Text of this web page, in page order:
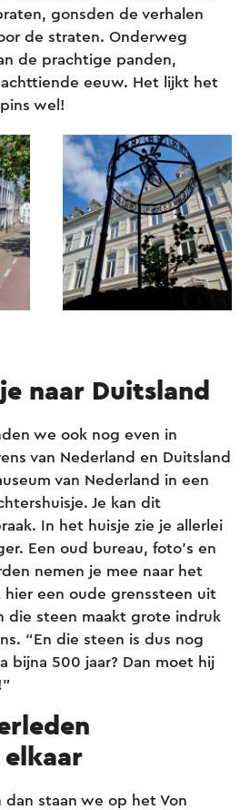
gonsden de verhalen
de straten. Onderweg
de prachtige panden,
eeuw. Het lijkt het
wel!
naar Duitsland
we ook nog even in
van Nederland en Duitsland
van Nederland in een
Je kan dit
In het huisje zie je allerlei
Een oud bureau, foto’s en
nemen je mee naar het
hier een oude grenssteen uit
die steen maakt grote indruk
“En die steen is dus nog
bijna 500 jaar? Dan moet hij
staan we op het Von